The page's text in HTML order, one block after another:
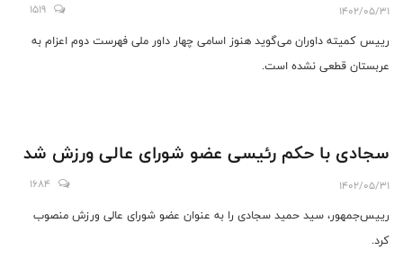
1402/05/31
1519
رییس کمیته داوران می‌گوید هنوز اسامی چهار داور ملی فهرست دوم اعزام به
عربستان قطعی نشده است.
سجادی با حکم رئیسی عضو شورای عالی ورزش شد
1402/05/31
1684
رییس‌جمهور، سید حمید سجادی را به عنوان عضو شورای عالی ورزش منصوب
کرد.